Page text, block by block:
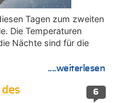
Tagen zum zweiten
Die Temperaturen
Nächte sind für die
....weiterlesen
6